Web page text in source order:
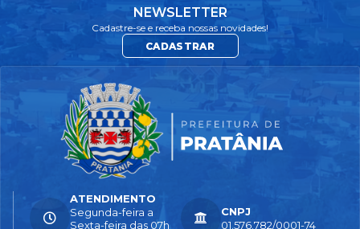
NEWSLETTER
Cadastre-se e receba nossas novidades!
CADASTRAR
ATENDIMENTO
Segunda-feira a
Sexta-feira das 07h
CNPJ
01.576.782/0001-74